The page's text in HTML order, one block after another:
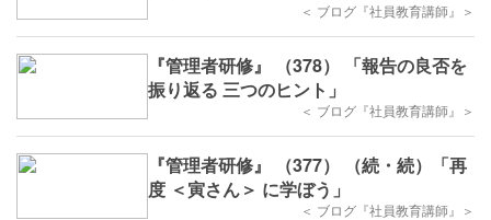
＜ ブログ『社員教育講師』＞
『管理者研修』 （378） 「報告の良否を
振り返る 三つのヒント」
＜ ブログ『社員教育講師』＞
『管理者研修』 （377） （続・続）「再
度 ＜寅さん＞ に学ぼう」
＜ ブログ『社員教育講師』＞